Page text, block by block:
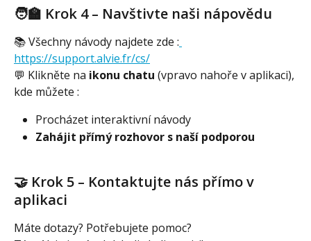
🧑‍🏫 Krok 4 – Navštivte naši nápovědu
📚 Všechny návody najdete zde :
https://support.alvie.fr/cs/
💬 Klikněte na ikonu chatu (vpravo nahoře v aplikaci),
kde můžete :
Procházet interaktivní návody
Zahájit přímý rozhovor s naší podporou
🤝 Krok 5 – Kontaktujte nás přímo v
aplikaci
Máte dotazy? Potřebujete pomoc?